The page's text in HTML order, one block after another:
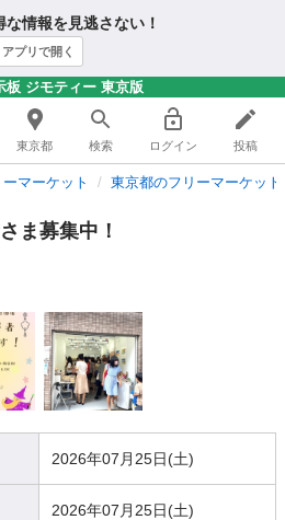
情報を見逃さない！
アプリで開く
板 ジモティー 東京版
東京都 検索 ログイン 投稿
ーマーケット 東京都のフリーマーケット
ま募集中！
2026年07月25日(土)
2026年07月25日(土)